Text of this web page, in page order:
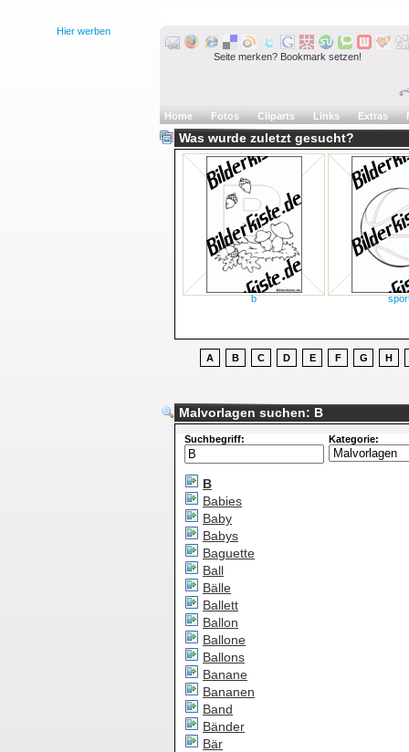
Hier werben
Seite merken? Bookmark setzen!
Home Fotos Cliparts Links Extras
Was wurde zuletzt gesucht?
b
A B C D E F G H
Malvorlagen suchen: B
Suchbegriff: Kategorie:
B
Babies
Baby
Babys
Baguette
Ball
Bälle
Ballett
Ballon
Ballone
Ballons
Banane
Bananen
Band
Bänder
Bär